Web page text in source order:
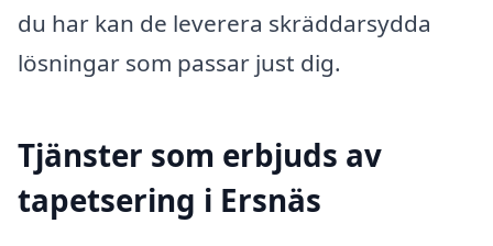
du har kan de leverera skräddarsydda
lösningar som passar just dig.
Tjänster som erbjuds av
tapetsering i Ersnäs